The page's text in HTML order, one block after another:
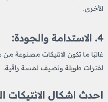
الأخرى.
4. الاستدامة والجودة:
غالبًا ما تكون الانتيكات مصنوعة من
لفترات طويلة وتضيف لمسة راقية.
احدث اشكال الانتيكات